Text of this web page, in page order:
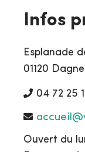
Infos
Esplanade
01120
04 72 25
Ouvert du